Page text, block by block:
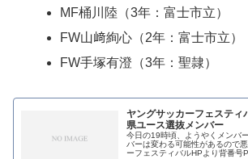
MF桶川陸（3年：富士市立）
FW山﨑絢心（2年：富士市立）
FW手塚有澄（3年：聖隷）
ヤングサッカーフェステ
県ユース選抜メンバー
今日の19時頃、ようやくメンバ
バーは変わる可能性があるので
ーフェスティバルHPより背番号